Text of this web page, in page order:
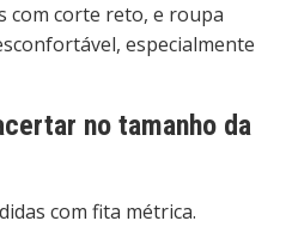
com corte reto, e roupa
especialmente
no tamanho da
com fita métrica.